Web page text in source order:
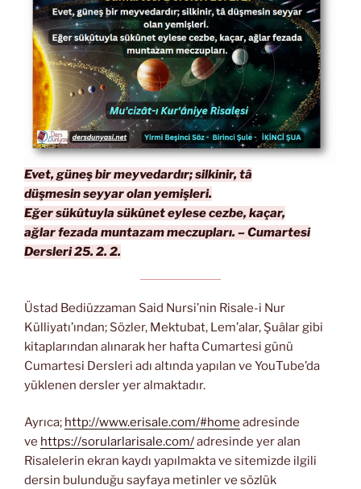
Evet, güneş bir meyvedardır; silkinir, tâ
düşmesin seyyar olan yemişleri.
Eğer sükûtuyla sükûnet eylese cezbe, kaçar,
ağlar fezada muntazam meczupları. – Cumartesi
Dersleri 25. 2. 2.
Üstad Bediüzzaman Said Nursi’nin Risale-i Nur
Külliyatı’ından; Sözler, Mektubat, Lem’alar, Şuâlar gibi
kitaplarından alınarak her hafta Cumartesi günü
Cumartesi Dersleri adı altında yapılan ve YouTube’da
yüklenen dersler yer almaktadır.
Ayrıca; http://www.erisale.com/#home adresinde
ve https://sorularlarisale.com/adresinde yer alan
Risalelerin ekran kaydı yapılmakta ve sitemizde ilgili
dersin bulunduğu sayfaya metinler ve sözlük